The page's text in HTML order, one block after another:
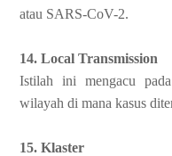
atau SARS-CoV-2.
14. Local Transmission
Istilah ini mengacu
wilayah di mana kasus
15. Klaster